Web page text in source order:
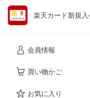
楽天カード新規
会員情報
買い物かご
お気に入り